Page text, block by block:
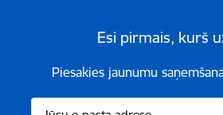
Esi pirmais, kurš
Piesakies jaunumu